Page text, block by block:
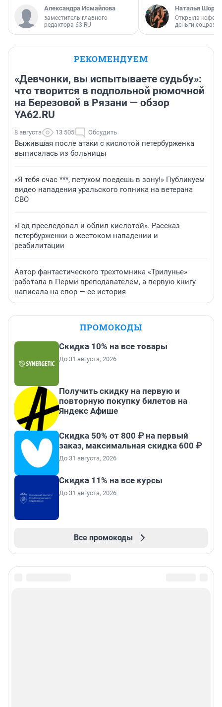
Александра Исмайлова
заместитель главного
редактора 63.RU
Наталья
Открыла
деньги
РЕКОМЕНДУЕМ
«Девчонки, вы испытываете судьбу»:
что творится в подпольной рюмочной
на Березовой в Рязани — обзор
YA62.RU
8 августа 13 505 Обсудить
Выжившая после атаки с кислотой петербурженка
выписалась из больницы
«Я тебя счас ***, петухом поедешь в зону!» Публикуем
видео нападения уральского гопника на ветерана
СВО
«Год преследовал и облил кислотой». Рассказ
петербурженки о жестоком нападении и
реабилитации
Автор фантастического трехтомника «Трилунье»
работала в Перми преподавателем, а первую книгу
написала на спор — ее история
ПРОМОКОДЫ
Скидка 10% на все товары
До 31 августа, 2026
Получить скидку на первую и
повторную покупку билетов на
Яндекс Афише
Скидка 50% от 800 ₽ на первый
заказ, максимальная скидка 600 ₽
До 31 августа, 2026
Скидка 11% на все курсы
До 31 августа, 2026
Все промокоды